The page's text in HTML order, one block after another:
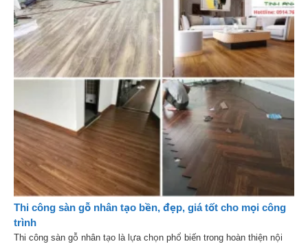
Thi công sàn gỗ nhân tạo bền, đẹp, giá tốt cho mọi công
trình
Thi công sàn gỗ nhân tạo là lựa chọn phổ biến trong hoàn thiện nội